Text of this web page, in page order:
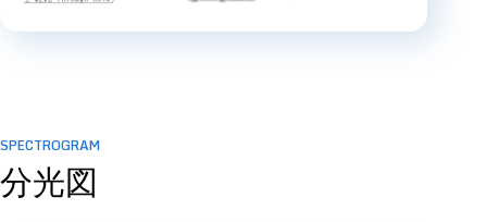
SPECTROGRAM
分光図